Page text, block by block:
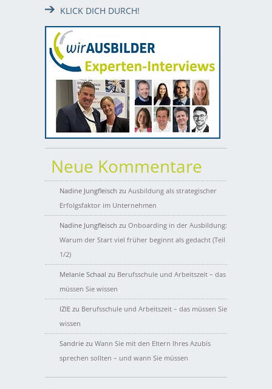
KLICK DICH DURCH!
Neue Kommentare
Nadine Jungfleisch zu Ausbildung als strategischer
Erfolgsfaktor im Unternehmen
Nadine Jungfleisch zu Onboarding in der Ausbildung:
Warum der Start viel früher beginnt als gedacht (Teil
1/2)
Melanie Schaal zu Berufsschule und Arbeitszeit – das
müssen Sie wissen
IZIE zu Berufsschule und Arbeitszeit – das müssen Sie
wissen
Sandrie zu Wann Sie mit den Eltern Ihres Azubis
sprechen sollten – und wann Sie müssen